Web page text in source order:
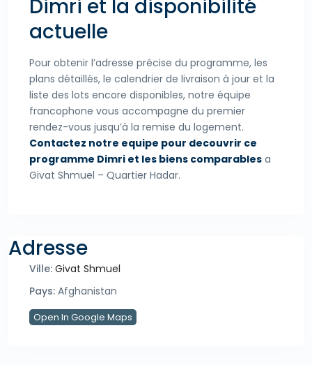
Dimri et la disponibilité
actuelle
Pour obtenir l’adresse précise du programme, les
plans détaillés, le calendrier de livraison à jour et la
liste des lots encore disponibles, notre équipe
francophone vous accompagne du premier
rendez-vous jusqu’à la remise du logement.
Contactez notre equipe pour decouvrir ce
programme Dimri et les biens comparables a
Givat Shmuel – Quartier Hadar.
Adresse
Ville: Givat Shmuel
Pays: Afghanistan
Open In Google Maps